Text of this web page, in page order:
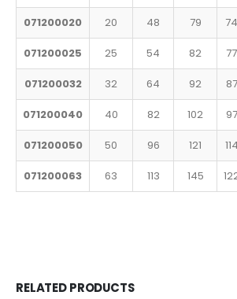
071200020 20 48 79 74
071200025 25 54 82 77
071200032 32 64 92 87
071200040 40 82 102 97
071200050 50 96 121 114
071200063 63 113 145
RELATED PRODUCTS